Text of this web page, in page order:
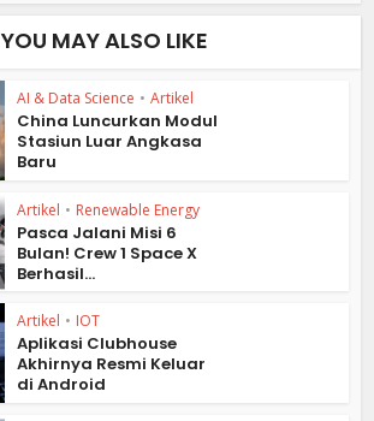
YOU MAY ALSO LIKE
AI & Data Science • Artikel
China Luncurkan Modul
Stasiun Luar Angkasa
Baru
Artikel • Renewable Energy
Pasca Jalani Misi 6
Bulan! Crew 1 Space X
Berhasil...
Artikel • IOT
Aplikasi Clubhouse
Akhirnya Resmi Keluar
di Android